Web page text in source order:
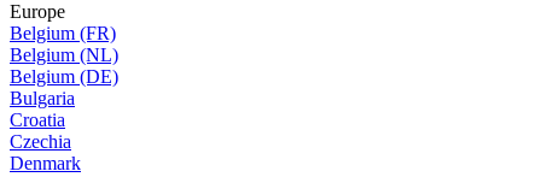
Europe
Belgium (FR)
Belgium (NL)
Belgium (DE)
Bulgaria
Croatia
Czechia
Denmark